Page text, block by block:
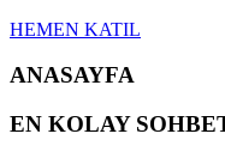
HEMEN KATIL
ANASAYFA
EN KOLAY